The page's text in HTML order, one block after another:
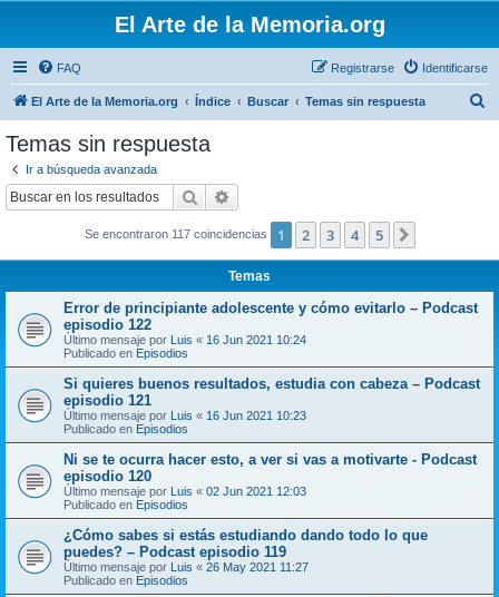
El Arte de la Memoria.org
FAQ Identificarse
Registrarse
El Arte de la Memoria.org Índice Buscar Temas sin respuesta
Temas sin respuesta
Ir a búsqueda avanzada
Buscar
Se encontraron 117 coincidencias 1 2 3 4 5
Temas
Error de principiante adolescente y cómo evitarlo – Podcast
episodio 122
Último mensaje por Luis « 16 Jun 2021 10:24
Publicado en Episodios
Si quieres buenos resultados, estudia con cabeza – Podcast
episodio 121
Último mensaje por Luis « 16 Jun 2021 10:23
Publicado en Episodios
Ni se te ocurra hacer esto, a ver si vas a motivarte - Podcast
episodio 120
Último mensaje por Luis « 02 Jun 2021 12:03
Publicado en Episodios
¿Cómo sabes si estás estudiando dando todo lo que
puedes? – Podcast episodio 119
Último mensaje por Luis « 26 May 2021 11:27
Publicado en Episodios